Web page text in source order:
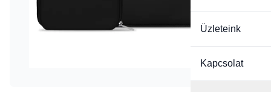
Üzleteink
Kapcsolat